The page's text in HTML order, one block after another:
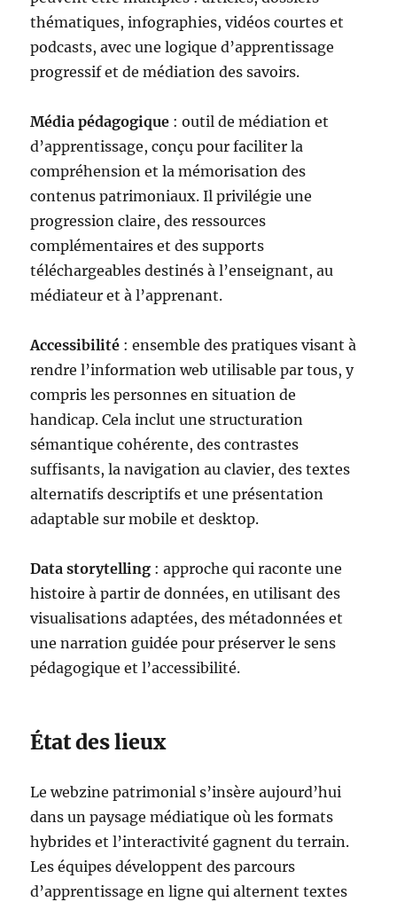
thématiques, infographies, vidéos courtes et
podcasts, avec une logique d’apprentissage
progressif et de médiation des savoirs.
Média pédagogique : outil de médiation et
d’apprentissage, conçu pour faciliter la
compréhension et la mémorisation des
contenus patrimoniaux. Il privilégie une
progression claire, des ressources
complémentaires et des supports
téléchargeables destinés à l’enseignant, au
médiateur et à l’apprenant.
Accessibilité : ensemble des pratiques visant à
rendre l’information web utilisable par tous, y
compris les personnes en situation de
handicap. Cela inclut une structuration
sémantique cohérente, des contrastes
suffisants, la navigation au clavier, des textes
alternatifs descriptifs et une présentation
adaptable sur mobile et desktop.
Data storytelling : approche qui raconte une
histoire à partir de données, en utilisant des
visualisations adaptées, des métadonnées et
une narration guidée pour préserver le sens
pédagogique et l’accessibilité.
État des lieux
Le webzine patrimonial s’insère aujourd’hui
dans un paysage médiatique où les formats
hybrides et l’interactivité gagnent du terrain.
Les équipes développent des parcours
d’apprentissage en ligne qui alternent textes